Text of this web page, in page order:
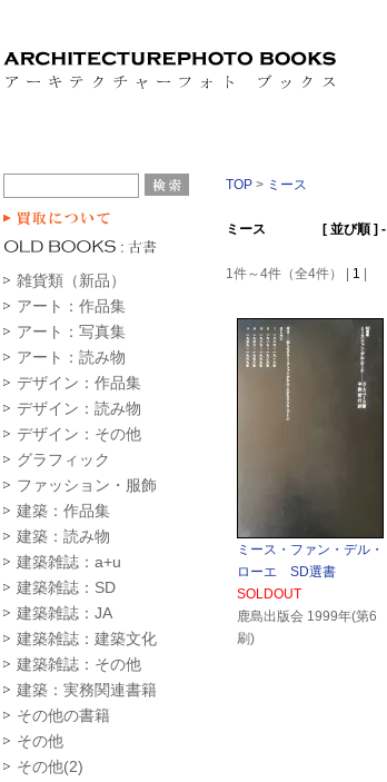
雑貨類（新品）
アート：作品集
アート：写真集
アート：読み物
デザイン：作品集
デザイン：読み物
デザイン：その他
グラフィック
ファッション・服飾
建築：作品集
建築：読み物
建築雑誌：a+u
建築雑誌：SD
建築雑誌：JA
建築雑誌：建築文化
建築雑誌：その他
建築：実務関連書籍
その他の書籍
その他
その他(2)
TOP > ミース
ミース [ 並び順 ] -
1件～4件（全4件） | 1
ミース・ファン・デル・
ローエ SD選書
SOLDOUT
鹿島出版会 1999年(第6
刷)